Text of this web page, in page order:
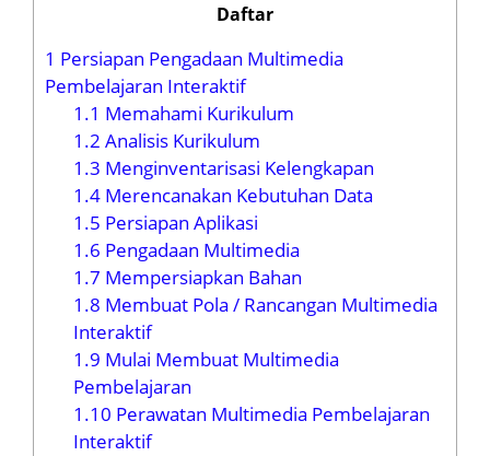
Daftar
1 Persiapan Pengadaan Multimedia
Pembelajaran Interaktif
1.1 Memahami Kurikulum
1.2 Analisis Kurikulum
1.3 Menginventarisasi Kelengkapan
1.4Merencanakan Kebutuhan Data
1.5 Persiapan Aplikasi
1.6 Pengadaan Multimedia
1.7 Mempersiapkan Bahan
1.8 Membuat Pola / Rancangan Multimedia
Interaktif
1.9 Mulai Membuat Multimedia
Pembelajaran
1.10 Perawatan Multimedia Pembelajaran
Interaktif